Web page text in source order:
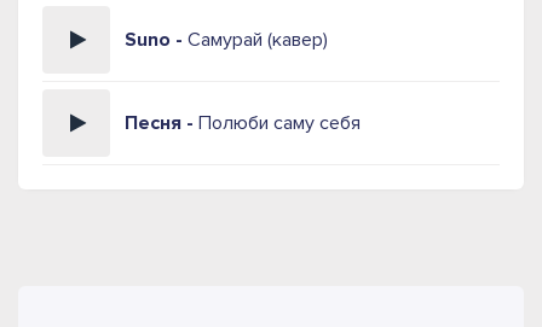
Suno - Самурай (кавер)
Песня - Полюби саму себя